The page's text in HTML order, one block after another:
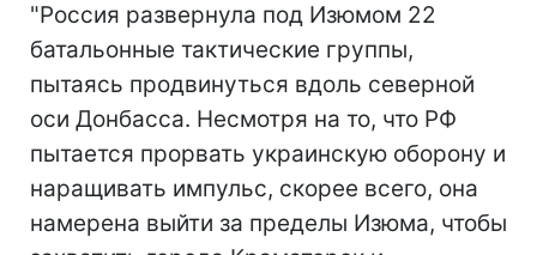
"Россия развернула под Изюмом 22
батальонные тактические группы,
пытаясь продвинуться вдоль северной
оси Донбасса. Несмотря на то, что РФ
пытается прорвать украинскую оборону и
наращивать импульс, скорее всего, она
намерена выйти за пределы Изюма, чтобы